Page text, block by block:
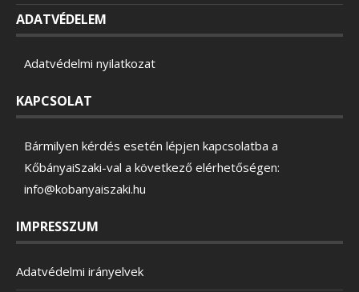
ADATVÉDELEM
Adatvédelmi nyilatkozat
KAPCSOLAT
Bármilyen kérdés esetén lépjen kapcsolatba a
KőbányaiSzaki-val a következő elérhetőségen:
info@kobanyaiszaki.hu
IMPRESSZUM
Adatvédelmi irányelvek